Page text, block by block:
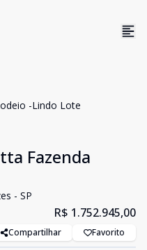
-Lindo Lote
Fazenda
- SP
R$ 1.752.945,00
Compartilhar Favorito